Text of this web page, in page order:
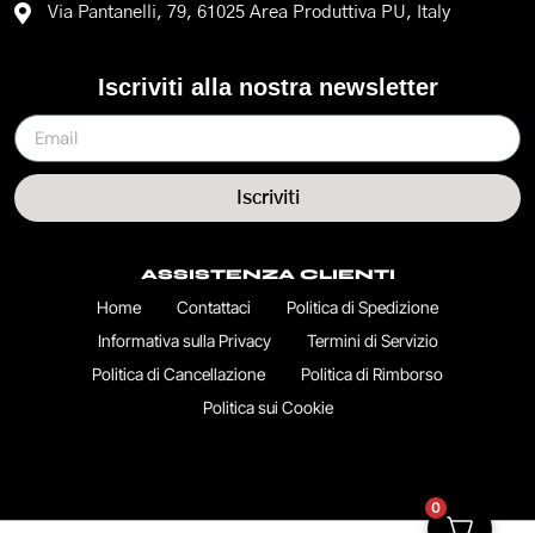
Via Pantanelli, 79, 61025 Area Produttiva PU, Italy
ASSISTENZA CLIENTI
Home Contattaci
Politica di Spedizione
Informativa sulla Privacy
Termini di Servizio
Politica di Cancellazione
Politica di Rimborso
Politica sui Cookie
Iscriviti alla nostra newsletter
Iscriviti
0